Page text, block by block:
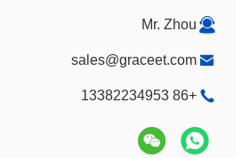
Mr. Zhou
sales@graceet.com
+86 13382234953